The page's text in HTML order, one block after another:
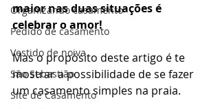
Organizando casamento
Pedido de casamento
Vestido de noiva
São Sebastião
Site de Casamento
maior nas duas situações é
celebrar o amor!
Mas o propósito deste artigo é te
mostrar a possibilidade de se fazer
um casamento simples na praia.